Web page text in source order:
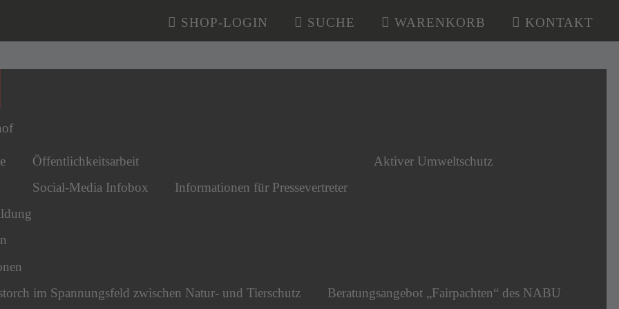
SHOP-LOGIN SUCHE WARENKORB KONTAKT
überspringen
Öffentlichkeitsarbeit
Social-Media Infobox
Informationen für Pressevertreter
Aktiver Umweltschutz
im Spannungsfeld zwischen Natur- und Tierschutz
Beratungsangebot „Fairpachten“ des NABU